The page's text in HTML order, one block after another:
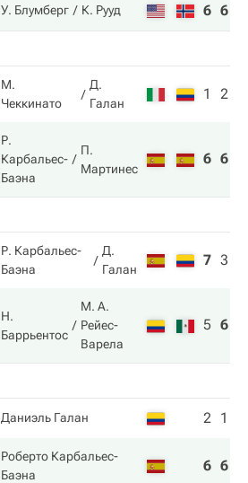
У. Блумберг К. Рууд 6 6
М.
Чеккинато
Д.
Галан
1 2
Р.
Карбальес-
Баэна
П.
Мартинес
6 6
Р. Карбальес-
Баэна
Д.
Галан
7 3
Н.
Баррьентос
М. А.
Рейес-
Варела
5 6
Даниэль Галан 2 1
Роберто Карбальес-
Баэна
6 6